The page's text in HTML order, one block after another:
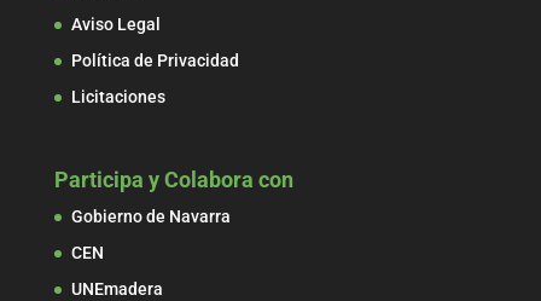
Aviso Legal
Política de Privacidad
Licitaciones
Participa y Colabora con
Gobierno de Navarra
CEN
UNEmadera